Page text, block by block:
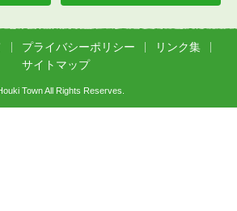
プライバシーポリシー
リンク集
サイトマップ
Town All Rights Reserves.